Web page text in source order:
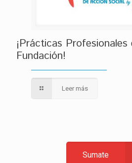
¡Prácticas Profesionales
Fundación!
Leer más
Sumate